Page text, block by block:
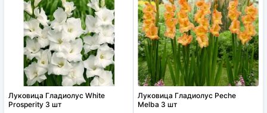
Луковица Гладиолус White
Prosperity 3 шт
Луковица Гладиолус Peche
Melba 3 шт